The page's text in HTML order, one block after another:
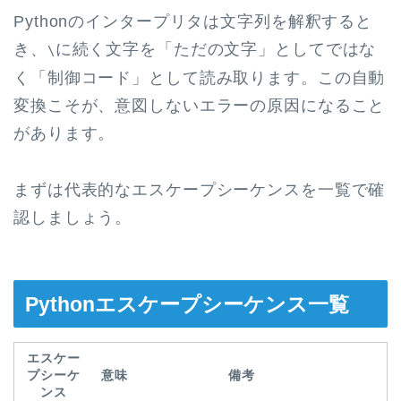
Pythonのインタープリタは文字列を解釈すると
き、
\ に続く文字を「ただの文字」としてではな
く「制御コード」として読み取ります。この自動
変換こそが、意図しないエラーの原因になること
があります。
まずは代表的なエスケープシーケンスを一覧で確
認しましょう。
Pythonエスケープシーケンス一覧
エスケー
プシーケ
ンス
意味 備考